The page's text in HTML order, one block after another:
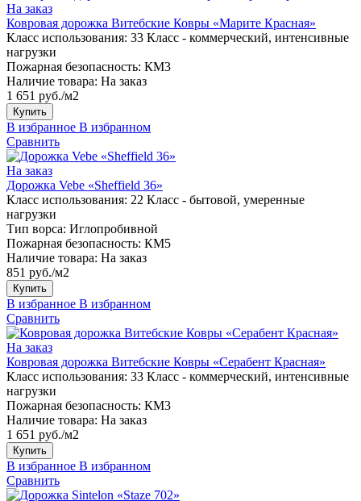
На заказ
Ковровая дорожка Витебские Ковры «Марите Красная»
Класс использования: 33 Класс - коммерческий, интенсивные
нагрузки
Пожарная безопасность: КМ3
Наличие товара: На заказ
1 651 руб./м2
Купить
В избранное В избранном
Сравнить
На заказ
Дорожка Vebe «Sheffield 36»
Класс использования: 22 Класс - бытовой, умеренные
нагрузки
Тип ворса: Иглопробивной
Пожарная безопасность: КМ5
Наличие товара: На заказ
851 руб./м2
Купить
В избранное В избранном
Сравнить
На заказ
Ковровая дорожка Витебские Ковры «Серабент Красная»
Класс использования: 33 Класс - коммерческий, интенсивные
нагрузки
Пожарная безопасность: КМ3
Наличие товара: На заказ
1 651 руб./м2
Купить
В избранное В избранном
Сравнить